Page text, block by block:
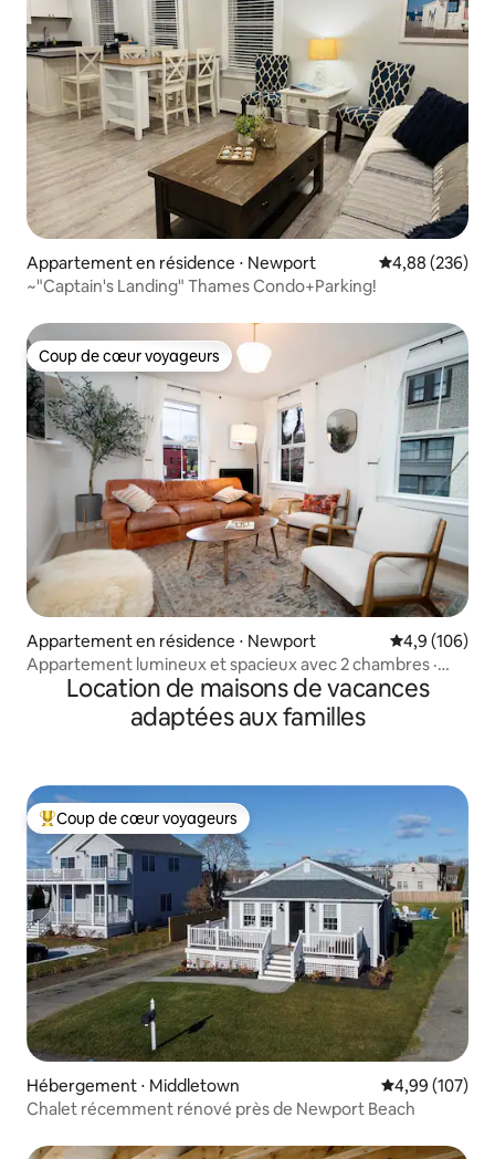
Appartement en résidence ⋅ Newport Évaluation
4,88 (236)
~"Captain's Landing" Thames Condo+Parking!
Coup de cœur voyageurs
Coup de cœur voyageurs
Appartement en résidence ⋅ Newport Évaluation
4,9 (106)
Appartement lumineux et spacieux avec 2 chambres ·
Cœur de Newport
Location de maisons de vacances
adaptées aux familles
Coups de cœur voyageurs les plus appréciés
Coup de cœur voyageurs
Hébergement ⋅ Middletown Évaluation
4,99 (107)
Chalet récemment rénové près de Newport Beach